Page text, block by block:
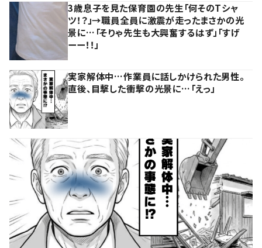
3歳息子を見た保育園の先生「何そのTシャ
ツ！？」→職員全員に激震が走ったまさかの光
景に…「そりゃ先生も大興奮するはず」「すげ
ーー！！」
実家解体中…作業員に話しかけられた男性。
直後、目撃した衝撃の光景に…「えっ」